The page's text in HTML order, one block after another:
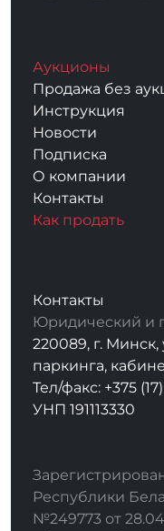
Аукционы
Продажа без
Инструкция
Новости
Подписка
О компании
Контакты
Как продать
Контакты
Юридический и
220089, г. Минск,
паркинга,
Тел/факс: +375
УНП 191113330
Республики
№249773 от